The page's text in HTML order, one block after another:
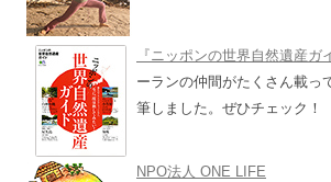
『ニッポンの世界自然遺産ガ
ーランの仲間がたくさん載っ
筆しました。ぜひチェック！
NPO法人 ONE LIFE